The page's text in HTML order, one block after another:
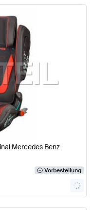
Mercedes Benz
Vorbestellung